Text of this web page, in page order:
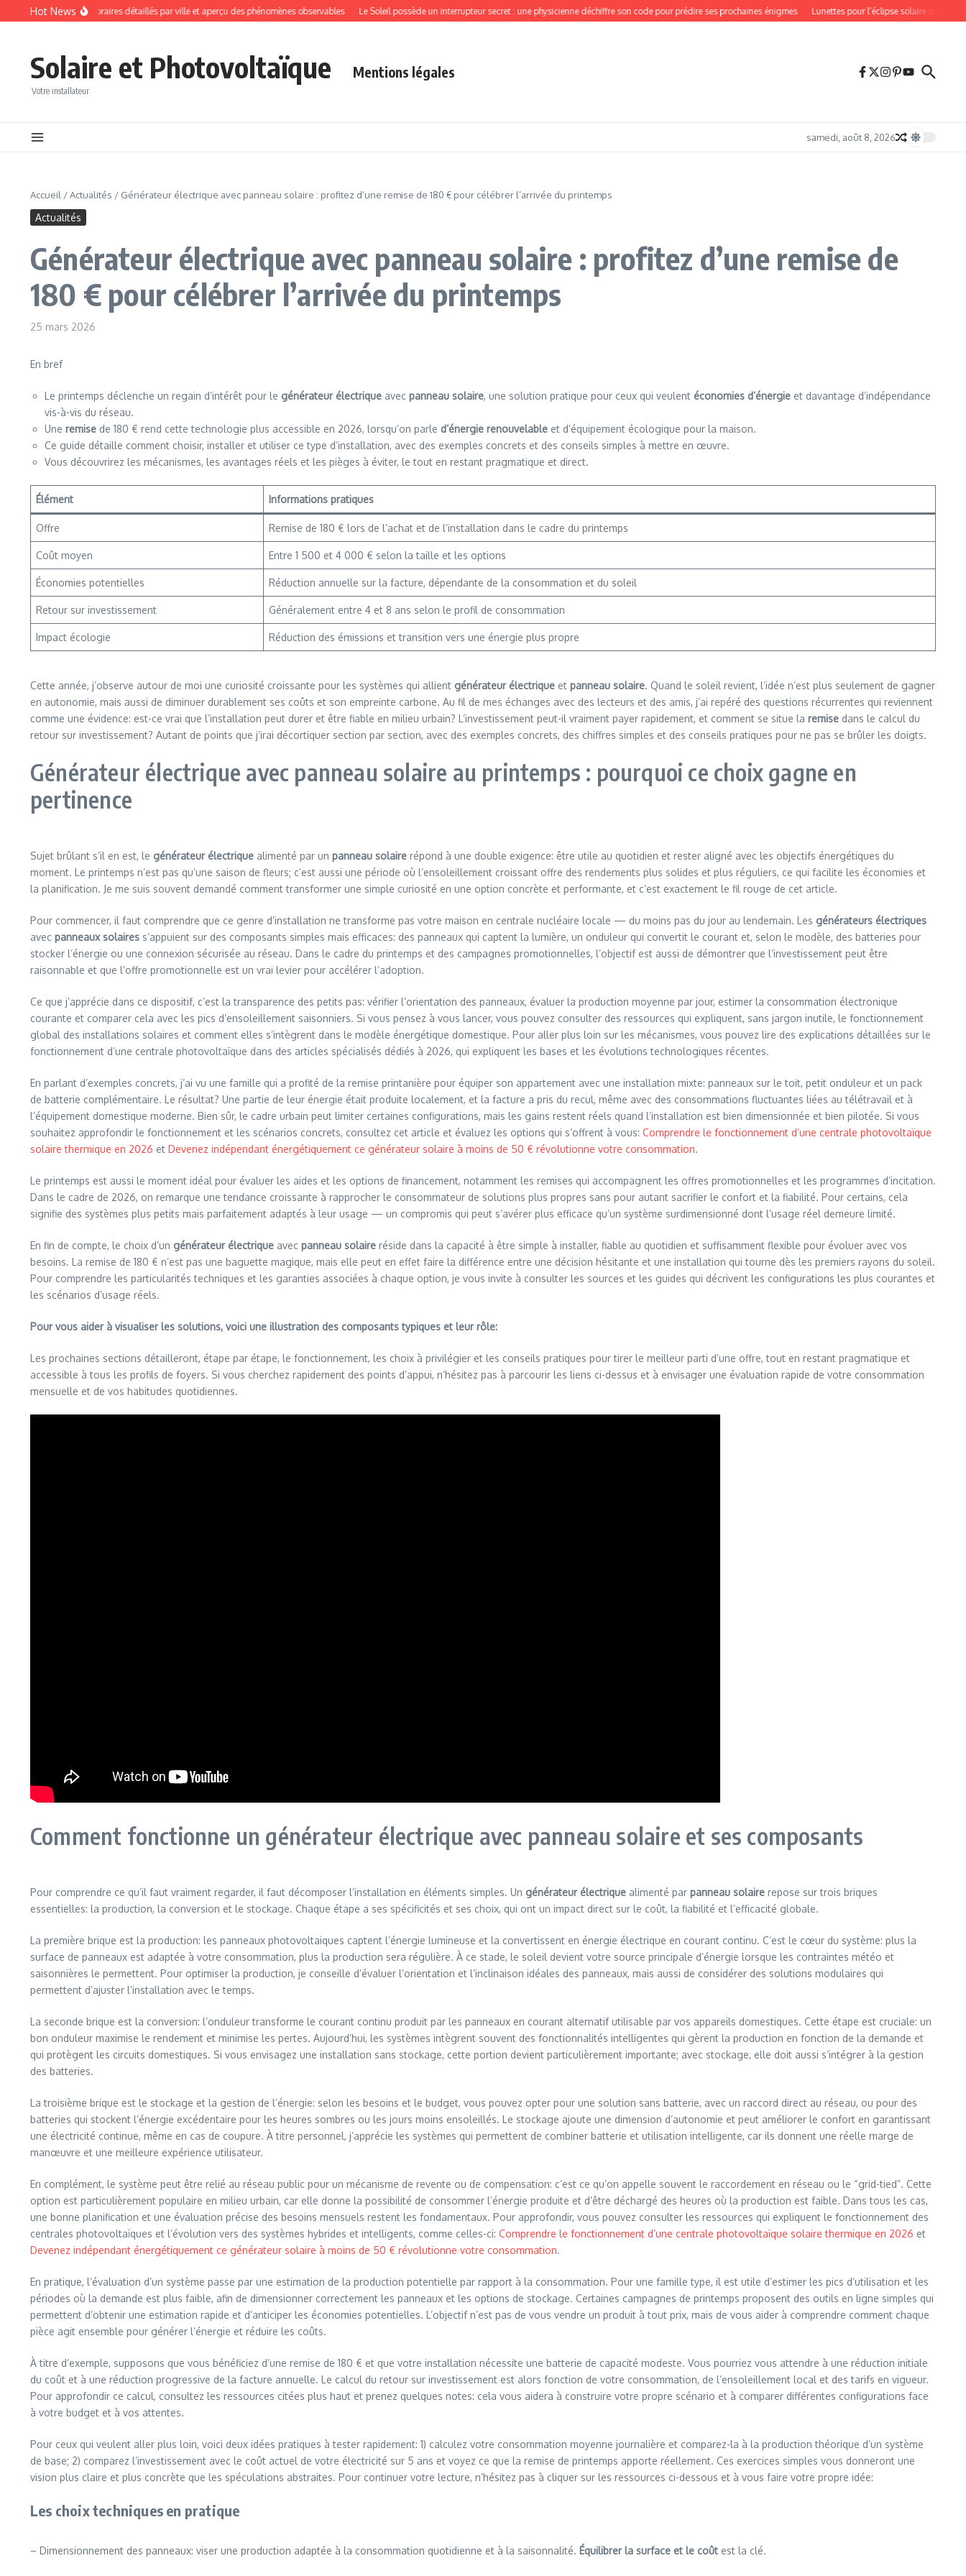
Aller au contenu
Hot News
du 12 août : horaires détaillés par ville et aperçu des phénomènes observables Le Soleil possède un interrupteur secret : une physicienne déchiffre son code pour prédire ses prochaines énigmes Lunettes pour l’éclipse solaire du 12 août
Solaire et Photovoltaïque
Votre installateur
Mentions légales
samedi, août 8, 2026
Accueil /Actualités / Générateur électrique avec panneau solaire : profitez d’une remise de 180 € pour célébrer l’arrivée du printemps
Actualités
Générateur électrique avec panneau solaire : profitez d’une remise de
180 € pour célébrer l’arrivée du printemps
25 mars 2026
En bref
Le printemps déclenche un regain d’intérêt pour le générateur électrique avec panneau solaire, une solution pratique pour ceux qui veulent économies d’énergie et davantage d’indépendance
vis-à-vis du réseau.
Une remise de 180 € rend cette technologie plus accessible en 2026, lorsqu’on parle d’énergie renouvelable et d’équipement écologique pour la maison.
Ce guide détaille comment choisir, installer et utiliser ce type d’installation, avec des exemples concrets et des conseils simples à mettre en œuvre.
Vous découvrirez les mécanismes, les avantages réels et les pièges à éviter, le tout en restant pragmatique et direct.
Élément Informations pratiques
Offre Remise de 180 € lors de l’achat et de l’installation dans le cadre du printemps
Coût moyen Entre 1 500 et 4 000 € selon la taille et les options
Économies potentielles Réduction annuelle sur la facture, dépendante de la consommation et du soleil
Retour sur investissement Généralement entre 4 et 8 ans selon le profil de consommation
Impact écologie Réduction des émissions et transition vers une énergie plus propre
Cette année, j’observe autour de moi une curiosité croissante pour les systèmes qui allient générateur électrique et panneau solaire. Quand le soleil revient, l’idée n’est plus seulement de gagner
en autonomie, mais aussi de diminuer durablement ses coûts et son empreinte carbone. Au fil de mes échanges avec des lecteurs et des amis, j’ai repéré des questions récurrentes qui reviennent
comme une évidence: est-ce vrai que l’installation peut durer et être fiable en milieu urbain? L’investissement peut-il vraiment payer rapidement, et comment se situe la remise dans le calcul du
retour sur investissement? Autant de points que j’irai décortiquer section par section, avec des exemples concrets, des chiffres simples et des conseils pratiques pour ne pas se brûler les doigts.
Générateur électrique avec panneau solaire au printemps : pourquoi ce choix gagne en
pertinence
Sujet brûlant s’il en est, le générateur électrique alimenté par un panneau solaire répond à une double exigence: être utile au quotidien et rester aligné avec les objectifs énergétiques du
moment. Le printemps n’est pas qu’une saison de fleurs; c’est aussi une période où l’ensoleillement croissant offre des rendements plus solides et plus réguliers, ce qui facilite les économies et
la planification. Je me suis souvent demandé comment transformer une simple curiosité en une option concrète et performante, et c’est exactement le fil rouge de cet article.
Pour commencer, il faut comprendre que ce genre d’installation ne transforme pas votre maison en centrale nucléaire locale — du moins pas du jour au lendemain. Les générateurs électriques
avec panneaux solaires s’appuient sur des composants simples mais efficaces: des panneaux qui captent la lumière, un onduleur qui convertit le courant et, selon le modèle, des batteries pour
stocker l’énergie ou une connexion sécurisée au réseau. Dans le cadre du printemps et des campagnes promotionnelles, l’objectif est aussi de démontrer que l’investissement peut être
raisonnable et que l’offre promotionnelle est un vrai levier pour accélérer l’adoption.
Ce que j’apprécie dans ce dispositif, c’est la transparence des petits pas: vérifier l’orientation des panneaux, évaluer la production moyenne par jour, estimer la consommation électronique
courante et comparer cela avec les pics d’ensoleillement saisonniers. Si vous pensez à vous lancer, vous pouvez consulter des ressources qui expliquent, sans jargon inutile, le fonctionnement
global des installations solaires et comment elles s’intègrent dans le modèle énergétique domestique. Pour aller plus loin sur les mécanismes, vous pouvez lire des explications détaillées sur le
fonctionnement d’une centrale photovoltaïque dans des articles spécialisés dédiés à 2026, qui expliquent les bases et les évolutions technologiques récentes.
En parlant d’exemples concrets, j’ai vu une famille qui a profité de la remise printanière pour équiper son appartement avec une installation mixte: panneaux sur le toit, petit onduleur et un pack
de batterie complémentaire. Le résultat? Une partie de leur énergie était produite localement, et la facture a pris du recul, même avec des consommations fluctuantes liées au télétravail et à
l’équipement domestique moderne. Bien sûr, le cadre urbain peut limiter certaines configurations, mais les gains restent réels quand l’installation est bien dimensionnée et bien pilotée. Si vous
souhaitez approfondir le fonctionnement et les scénarios concrets, consultez cet article et évaluez les options qui s’offrent à vous: Comprendre le fonctionnement d’une centrale photovoltaïque
solaire thermique en 2026 et Devenez indépendant énergétiquement ce générateur solaire à moins de 50 € révolutionne votre consommation.
Le printemps est aussi le moment idéal pour évaluer les aides et les options de financement, notamment les remises qui accompagnent les offres promotionnelles et les programmes d’incitation.
Dans le cadre de 2026, on remarque une tendance croissante à rapprocher le consommateur de solutions plus propres sans pour autant sacrifier le confort et la fiabilité. Pour certains, cela
signifie des systèmes plus petits mais parfaitement adaptés à leur usage — un compromis qui peut s’avérer plus efficace qu’un système surdimensionné dont l’usage réel demeure limité.
En fin de compte, le choix d’un générateur électrique avec panneau solaire réside dans la capacité à être simple à installer, fiable au quotidien et suffisamment flexible pour évoluer avec vos
besoins. La remise de 180 € n’est pas une baguette magique, mais elle peut en effet faire la différence entre une décision hésitante et une installation qui tourne dès les premiers rayons du soleil.
Pour comprendre les particularités techniques et les garanties associées à chaque option, je vous invite à consulter les sources et les guides qui décrivent les configurations les plus courantes et
les scénarios d’usage réels.
Pour vous aider à visualiser les solutions, voici une illustration des composants typiques et leur rôle:
Les prochaines sections détailleront, étape par étape, le fonctionnement, les choix à privilégier et les conseils pratiques pour tirer le meilleur parti d’une offre, tout en restant pragmatique et
accessible à tous les profils de foyers. Si vous cherchez rapidement des points d’appui, n’hésitez pas à parcourir les liens ci-dessus et à envisager une évaluation rapide de votre consommation
mensuelle et de vos habitudes quotidiennes.
Comment fonctionne un générateur électrique avec panneau solaire et ses composants
Pour comprendre ce qu’il faut vraiment regarder, il faut décomposer l’installation en éléments simples. Un générateur électrique alimenté par panneau solaire repose sur trois briques
essentielles: la production, la conversion et le stockage. Chaque étape a ses spécificités et ses choix, qui ont un impact direct sur le coût, la fiabilité et l’efficacité globale.
La première brique est la production: les panneaux photovoltaiques captent l’énergie lumineuse et la convertissent en énergie électrique en courant continu. C’est le cœur du système: plus la
surface de panneaux est adaptée à votre consommation, plus la production sera régulière. À ce stade, le soleil devient votre source principale d’énergie lorsque les contraintes météo et
saisonnières le permettent. Pour optimiser la production, je conseille d’évaluer l’orientation et l’inclinaison idéales des panneaux, mais aussi de considérer des solutions modulaires qui
permettent d’ajuster l’installation avec le temps.
La seconde brique est la conversion: l’onduleur transforme le courant continu produit par les panneaux en courant alternatif utilisable par vos appareils domestiques. Cette étape est cruciale: un
bon onduleur maximise le rendement et minimise les pertes. Aujourd’hui, les systèmes intègrent souvent des fonctionnalités intelligentes qui gèrent la production en fonction de la demande et
qui protègent les circuits domestiques. Si vous envisagez une installation sans stockage, cette portion devient particulièrement importante; avec stockage, elle doit aussi s’intégrer à la gestion
des batteries.
La troisième brique est le stockage et la gestion de l’énergie: selon les besoins et le budget, vous pouvez opter pour une solution sans batterie, avec un raccord direct au réseau, ou pour des
batteries qui stockent l’énergie excédentaire pour les heures sombres ou les jours moins ensoleillés. Le stockage ajoute une dimension d’autonomie et peut améliorer le confort en garantissant
une électricité continue, même en cas de coupure. À titre personnel, j’apprécie les systèmes qui permettent de combiner batterie et utilisation intelligente, car ils donnent une réelle marge de
manœuvre et une meilleure expérience utilisateur.
En complément, le système peut être relié au réseau public pour un mécanisme de revente ou de compensation: c’est ce qu’on appelle souvent le raccordement en réseau ou le “grid-tied”. Cette
option est particulièrement populaire en milieu urbain, car elle donne la possibilité de consommer l’énergie produite et d’être déchargé des heures où la production est faible. Dans tous les cas,
une bonne planification et une évaluation précise des besoins mensuels restent les fondamentaux. Pour approfondir, vous pouvez consulter les ressources qui expliquent le fonctionnement des
centrales photovoltaïques et l’évolution vers des systèmes hybrides et intelligents, comme celles-ci: Comprendre le fonctionnement d’une centrale photovoltaïque solaire thermique en 2026 et
Devenez indépendant énergétiquement ce générateur solaire à moins de 50 € révolutionne votre consommation.
En pratique, l’évaluation d’un système passe par une estimation de la production potentielle par rapport à la consommation. Pour une famille type, il est utile d’estimer les pics d’utilisation et les
périodes où la demande est plus faible, afin de dimensionner correctement les panneaux et les options de stockage. Certaines campagnes de printemps proposent des outils en ligne simples qui
permettent d’obtenir une estimation rapide et d’anticiper les économies potentielles. L’objectif n’est pas de vous vendre un produit à tout prix, mais de vous aider à comprendre comment chaque
pièce agit ensemble pour générer l’énergie et réduire les coûts.
À titre d’exemple, supposons que vous bénéficiez d’une remise de 180 € et que votre installation nécessite une batterie de capacité modeste. Vous pourriez vous attendre à une réduction initiale
du coût et à une réduction progressive de la facture annuelle. Le calcul du retour sur investissement est alors fonction de votre consommation, de l’ensoleillement local et des tarifs en vigueur.
Pour approfondir ce calcul, consultez les ressources citées plus haut et prenez quelques notes: cela vous aidera à construire votre propre scénario et à comparer différentes configurations face
à votre budget et à vos attentes.
Pour ceux qui veulent aller plus loin, voici deux idées pratiques à tester rapidement: 1) calculez votre consommation moyenne journalière et comparez-la à la production théorique d’un système
de base; 2) comparez l’investissement avec le coût actuel de votre électricité sur 5 ans et voyez ce que la remise de printemps apporte réellement. Ces exercices simples vous donneront une
vision plus claire et plus concrète que les spéculations abstraites. Pour continuer votre lecture, n’hésitez pas à cliquer sur les ressources ci-dessous et à vous faire votre propre idée:
Les choix techniques en pratique
– Dimensionnement des panneaux: viser une production adaptée à la consommation quotidienne et à la saisonnalité. Équilibrer la surface et le coût est la clé.